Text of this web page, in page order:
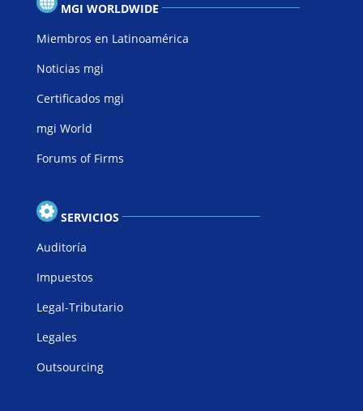
MGI WORLDWIDE
Miembros en Latinoamérica
Noticias mgi
Certificados mgi
mgi World
Forums of Firms
SERVICIOS
Auditoría
Impuestos
Legal-Tributario
Legales
Outsourcing